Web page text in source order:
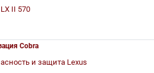
II 570
Cobra
и защита Lexus